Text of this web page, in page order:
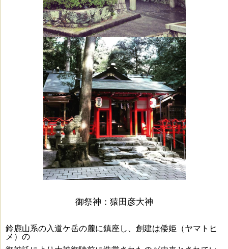
御祭神： 猿田彦大神
鈴鹿山系の入道ケ岳の麓に鎮座し、創建は倭姫（ヤマトヒ
メ）の